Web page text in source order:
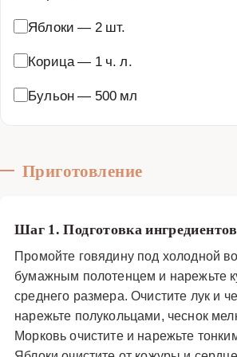
Яблоки — 2 шт.
Корица— 1 ч. л.
Бульон— 500 мл
Приготовление
Шаг 1. Подготовка ингредиентов
Промойте говядину под холодной
бумажным полотенцем и нарежьте
среднего размера. Очистите лук и
нарежьте полукольцами, чеснок
Морковь очистите и нарежьте